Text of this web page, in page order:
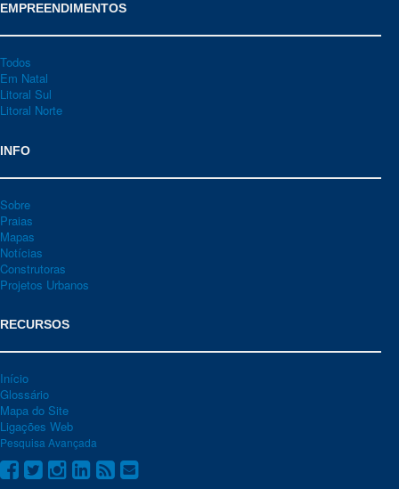
EMPREENDIMENTOS
Todos
Em Natal
Litoral Sul
Litoral Norte
INFO
Sobre
Praias
Mapas
Notícias
Construtoras
Projetos Urbanos
RECURSOS
Início
Glossário
Mapa do Site
Ligações Web
Pesquisa Avançada